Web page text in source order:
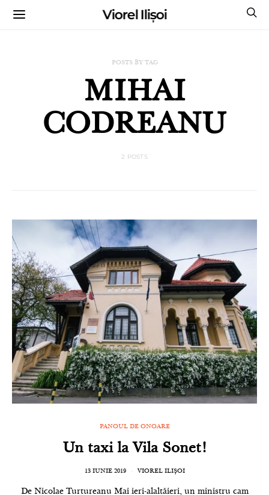
Viorel Ilișoi
POSTS BY TAG
MIHAI
CODREANU
2 POSTS
PANOUL DE ONOARE
Un taxi la Vila Sonet!
13 IUNIE 2019 VIOREL ILIȘOI
De Nicolae Turtureanu Mai ieri-alaltăieri, un ministru cam
CUMPĂRĂ CĂRȚILE MELE CU AUTOGRAF